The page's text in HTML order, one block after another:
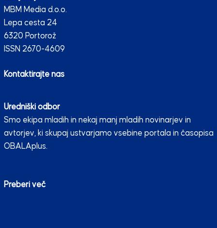
MBM Media d.o.o.
Lepa cesta 24
6320 Portorož
ISSN 2670-4609
Kontaktirajte nas
Uredniški odbor
Smo ekipa mladih in nekaj manj mladih novinarjev in
avtorjev, ki skupaj ustvarjamo vsebine portala in časopisa
OBALAplus.
Preberi več